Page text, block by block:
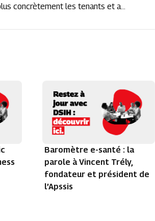
concrètement les tenants et a...
Baromètre e-santé : la
parole à Vincent Trély,
fondateur et président de
l’Apssis